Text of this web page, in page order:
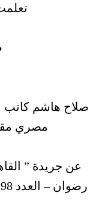
صلاح هاشم كاتب
مصري
عن جريدة ”
رضوان – العدد 1198 الصادر بتاريخ 4 يوليو 2023